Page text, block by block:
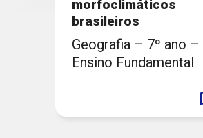
morfoclimáticos
brasileiros
Geografia – 7º ano –
Ensino Fundamental